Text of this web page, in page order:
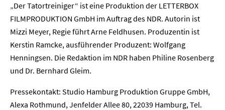
„Der Tatortreiniger“ ist eine Produktion der LETTERBOX
FILMPRODUKTION GmbH im Auftrag des NDR. Autorin ist
Mizzi Meyer, Regie führt Arne Feldhusen. Produzentin ist
Kerstin Ramcke, ausführender Produzent: Wolfgang
Henningsen. Die Redaktion im NDR haben Philine Rosenberg
und Dr. Bernhard Gleim.
Pressekontakt: Studio Hamburg Produktion Gruppe GmbH,
Alexa Rothmund, Jenfelder Allee 80, 22039 Hamburg, Tel.
Unternehmen
Presse
Karriere
Kontakt